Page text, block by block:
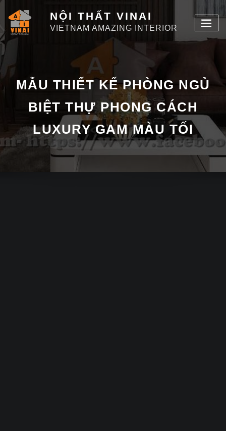
NỘI THẤT VINAI
VIETNAM AMAZING INTERIOR
MẪU THIẾT KẾ PHÒNG NGỦ
BIỆT THỰ PHONG CÁCH
LUXURY GAM MÀU TỐI